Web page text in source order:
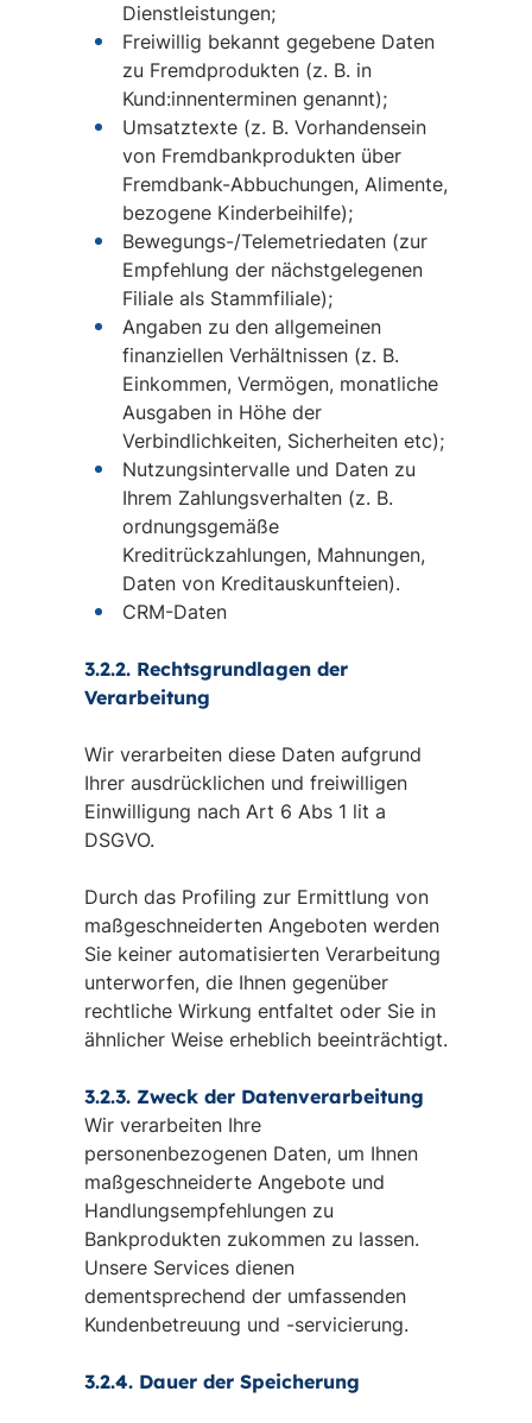
Dienstleistungen;
Freiwillig bekannt gegebene Daten
zu Fremdprodukten (z. B. in
Kund:innenterminen genannt);
Umsatztexte (z. B. Vorhandensein
von Fremdbankprodukten über
Fremdbank-Abbuchungen, Alimente,
bezogene Kinderbeihilfe);
Bewegungs-/Telemetriedaten (zur
Empfehlung der nächstgelegenen
Filiale als Stammfiliale);
Angaben zu den allgemeinen
finanziellen Verhältnissen (z. B.
Einkommen, Vermögen, monatliche
Ausgaben in Höhe der
Verbindlichkeiten, Sicherheiten etc);
Nutzungsintervalle und Daten zu
Ihrem Zahlungsverhalten (z. B.
ordnungsgemäße
Kreditrückzahlungen, Mahnungen,
Daten von Kreditauskunfteien).
CRM-Daten
3.2.2. Rechtsgrundlagen der
Verarbeitung
Wir verarbeiten diese Daten aufgrund
Ihrer ausdrücklichen und freiwilligen
Einwilligung nach Art 6 Abs 1 lit a
DSGVO.
Durch das Profiling zur Ermittlung von
maßgeschneiderten Angeboten werden
Sie keiner automatisierten Verarbeitung
unterworfen, die Ihnen gegenüber
rechtliche Wirkung entfaltet oder Sie in
ähnlicher Weise erheblich beeinträchtigt.
3.2.3. Zweck der Datenverarbeitung
Wir verarbeiten Ihre
personenbezogenen Daten, um Ihnen
maßgeschneiderte Angebote und
Handlungsempfehlungen zu
Bankprodukten zukommen zu lassen.
Unsere Services dienen
dementsprechend der umfassenden
Kundenbetreuung und -servicierung.
3.2.4. Dauer der Speicherung